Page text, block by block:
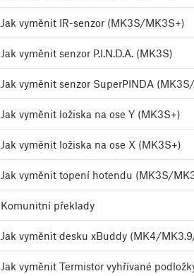
Jak vyměnit IR-senzor (MK3S/MK3S+)
Jak vyměnit senzor P.I.N.D.A. (MK3S)
Jak vyměnit senzor SuperPINDA
Jak vyměnit ložiska na ose Y (MK3S+)
Jak vyměnit ložiska na ose X (MK3S+)
Jak vyměnit topení hotendu (MK3S/
Komunitní překlady
Jak vyměnit desku xBuddy (MK4/
Jak vyměnit Termistor vyhřívané